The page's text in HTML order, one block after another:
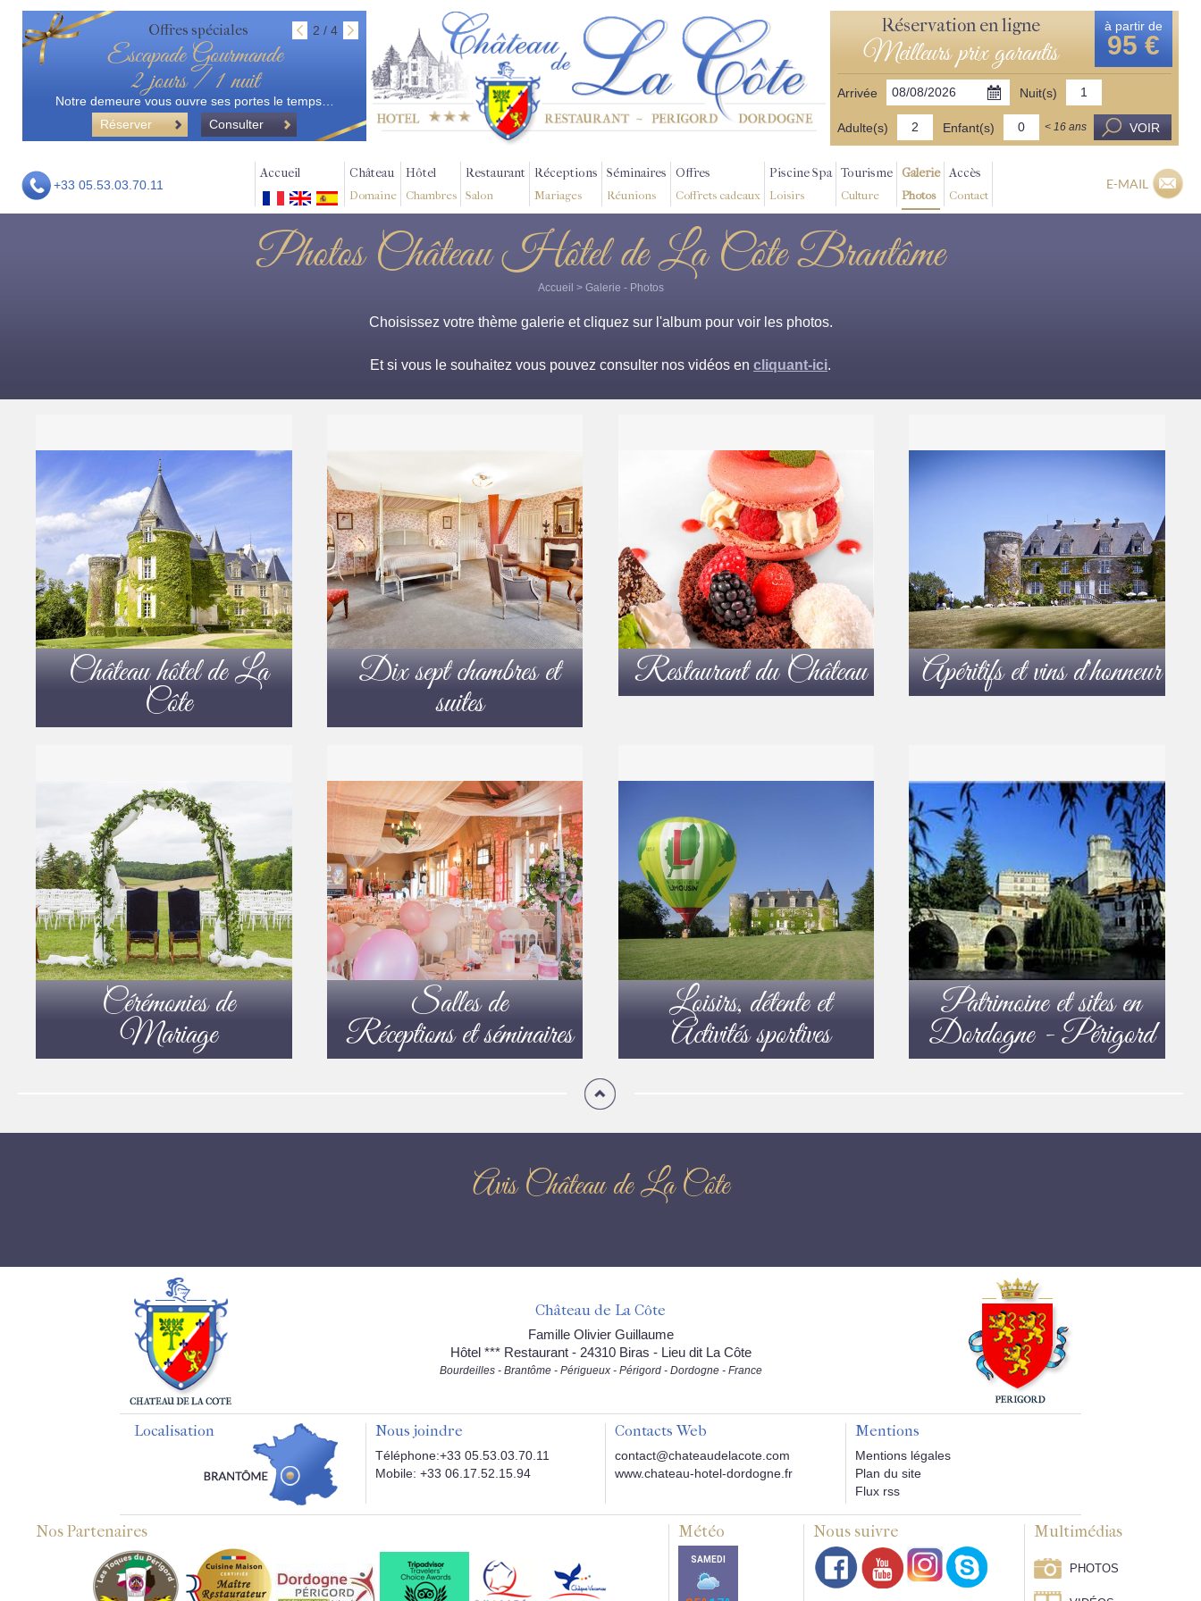
Offres spéciales 2 / 4
Escapade Gourmande
2 jours / 1 nuit
Notre demeure vous ouvre ses portes le temps…
Réserver
Consulter
Réservation en ligne
Meilleurs prix garantis
à partir de
95 €
Arrivée Nuit(s)
Adulte(s) Enfant(s) < 16 ans VOIR
+33 05.53.03.70.11
Accueil Château
Domaine
Hôtel
Chambres
Restaurant
Salon
Réceptions
Mariages
Séminaires
Réunions
Offres
Coffrets cadeaux
Piscine Spa
Loisirs
Tourisme
Culture
Galerie
Photos
Accès
Contact
E-MAIL
Photos Château Hôtel de La Côte Brantôme
Accueil > Galerie - Photos
Choisissez votre thème galerie et cliquez sur l'album pour voir les photos.
Et si vous le souhaitez vous pouvez consulter nos vidéos en cliquant-ici.
Château hôtel de La
Côte
Dix sept chambres et
suites
Restaurant du Château Apéritifs et vins d'honneur
Cérémonies de
Mariage
Salles de
Réceptions et séminaires
Loisirs, détente et
Activités sportives
Patrimoine et sites en
Dordogne - Périgord
Avis Château de La Côte
Château de La Côte
Famille Olivier Guillaume
Hôtel *** Restaurant - 24310 Biras - Lieu dit La Côte
Bourdeilles - Brantôme - Périgueux - Périgord - Dordogne - France
Localisation Nous joindre
Téléphone:+33 05.53.03.70.11
Mobile: +33 06.17.52.15.94
Contacts Web
contact@chateaudelacote.com
www.chateau-hotel-dordogne.fr
Mentions
Mentions légales
Plan du site
Flux rss
Nos Partenaires Météo Nous suivre Multimédias
PHOTOS